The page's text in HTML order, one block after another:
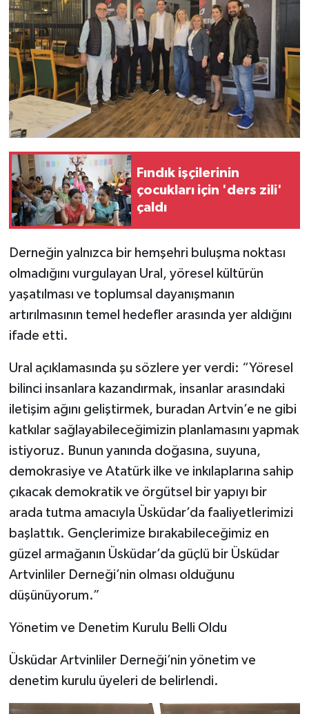
Fındık işçilerinin
çocukları için 'ders zili'
çaldı
Derneğin yalnızca bir hemşehri buluşma noktası
olmadığını vurgulayan Ural, yöresel kültürün
yaşatılması ve toplumsal dayanışmanın
artırılmasının temel hedefler arasında yer aldığını
ifade etti.
Ural açıklamasında şu sözlere yer verdi: “Yöresel
bilinci insanlara kazandırmak, insanlar arasındaki
iletişim ağını geliştirmek, buradan Artvin’e ne gibi
katkılar sağlayabileceğimizin planlamasını yapmak
istiyoruz. Bunun yanında doğasına, suyuna,
demokrasiye ve Atatürk ilke ve inkılaplarına sahip
çıkacak demokratik ve örgütsel bir yapıyı bir
arada tutma amacıyla Üsküdar’da faaliyetlerimizi
başlattık. Gençlerimize bırakabileceğimiz en
güzel armağanın Üsküdar’da güçlü bir Üsküdar
Artvinliler Derneği’nin olması olduğunu
düşünüyorum.”
Yönetim ve Denetim Kurulu Belli Oldu
Üsküdar Artvinliler Derneği’nin yönetim ve
denetim kurulu üyeleri de belirlendi.